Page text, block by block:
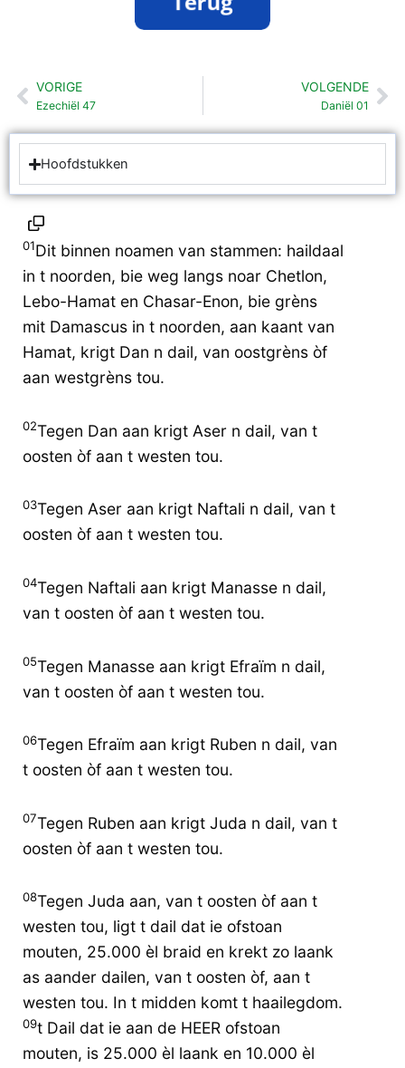
Vorige
VORIGE
Ezechiël 47
VOLGENDE
Daniël 01
Hoofdstukken
01Dit binnen noamen van stammen: haildaal
in t noorden, bie weg langs noar Chetlon,
Lebo-Hamat en Chasar-Enon, bie grèns
mit Damascus in t noorden, aan kaant van
Hamat, krigt Dan n dail, van oostgrèns òf
aan westgrèns tou.
02Tegen Dan aan krigt Aser n dail, van t
oosten òf aan t westen tou.
03Tegen Aser aan krigt Naftali n dail, van t
oosten òf aan t westen tou.
04Tegen Naftali aan krigt Manasse n dail,
van t oosten òf aan t westen tou.
05Tegen Manasse aan krigt Efraïm n dail,
van t oosten òf aan t westen tou.
06Tegen Efraïm aan krigt Ruben n dail, van
t oosten òf aan t westen tou.
07Tegen Ruben aan krigt Juda n dail, van t
oosten òf aan t westen tou.
08Tegen Juda aan, van t oosten òf aan t
westen tou, ligt t dail dat ie ofstoan
mouten, 25.000 èl braid en krekt zo laank
as aander dailen, van t oosten òf, aan t
westen tou. In t midden komt t haailegdom.
09t Dail dat ie aan de HEER ofstoan
mouten, is 25.000 èl laank en 10.000 èl